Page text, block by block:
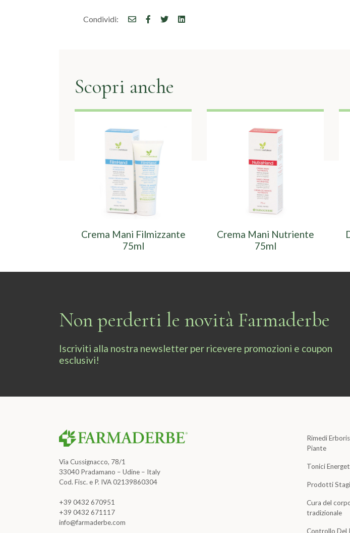
Condividi:
Scopri anche
Crema Mani Filmizzante
75ml
Crema Mani Nutriente
75ml
Non perderti le novità Farmaderbe
Iscriviti alla nostra newsletter per ricevere promozioni e coupon
esclusivi!
Via Cussignacco, 78/1
33040 Pradamano – Udine – Italy
Cod. Fisc. e P. IVA 02139860304
+39 0432 670951
+39 0432 671117
info@farmaderbe.com
Rimedi
Piante
Tonici
Prodotti
Cura del
tradizionale
Controllo Del